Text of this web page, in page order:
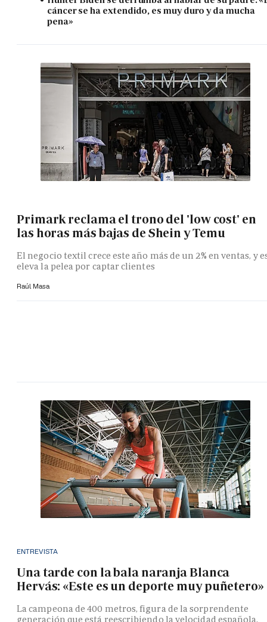
cáncer se ha extendido, es muy duro y da mucha
pena»
Primark reclama el trono del 'low cost' en
las horas más bajas de Shein y Temu
El negocio textil crece este año más de un 2% en ventas, y
eleva la pelea por captar clientes
Raúl Masa
ENTREVISTA
Una tarde con la bala naranja Blanca
Hervás: «Este es un deporte muy puñetero»
La campeona de 400 metros, figura de la sorprendente
generación que está reescribiendo la velocidad española,